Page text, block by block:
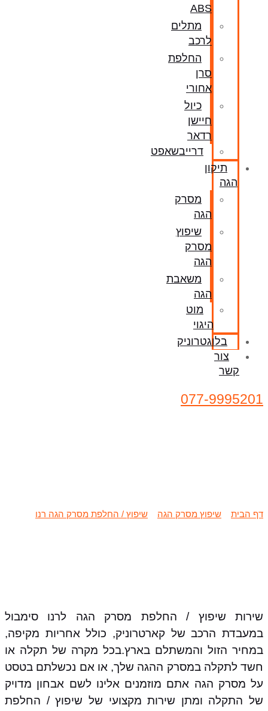
ABS
מתלים
לרכב
החלפת
סרן
אחורי
כיול
חיישן
רדאר
דרייבשאפט
תיקון
הגה
מסרק
הגה
שיפוץ
מסרק
הגה
משאבת
הגה
מוט
היגוי
בלוגטרוניק
צור
קשר
077-9995201
דף הבית שיפוץ מסרק הגה שיפוץ / החלפת מסרק הגה רנו
שירות שיפוץ / החלפת מסרק הגה לרנו סימבול
במעבדת הרכב של קארטרוניק, כולל אחריות מקיפה,
במחיר הזול והמשתלם בארץ.בכל מקרה של תקלה או
חשד לתקלה במסרק ההגה שלך, או אם נכשלתם בטסט
על מסרק הגה אתם מוזמנים אלינו לשם אבחון מדויק
של התקלה ומתן שירות מקצועי של שיפוץ / החלפת